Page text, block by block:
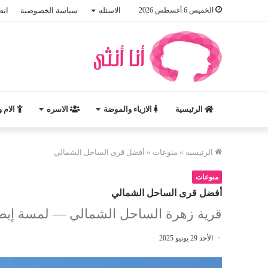
الخميس 6 أغسطس 2026 الاسئله سياسة الخصوصية
الرئيسية الازياء والموضة الاسره
الرئيسية » منوعات » أفضل قرى الساحل الشمالي
منوعات
أفضل قرى الساحل الشمالي
قرية زهرة الساحل الشمالي — لمسة
الأحد 29 يونيو 2025